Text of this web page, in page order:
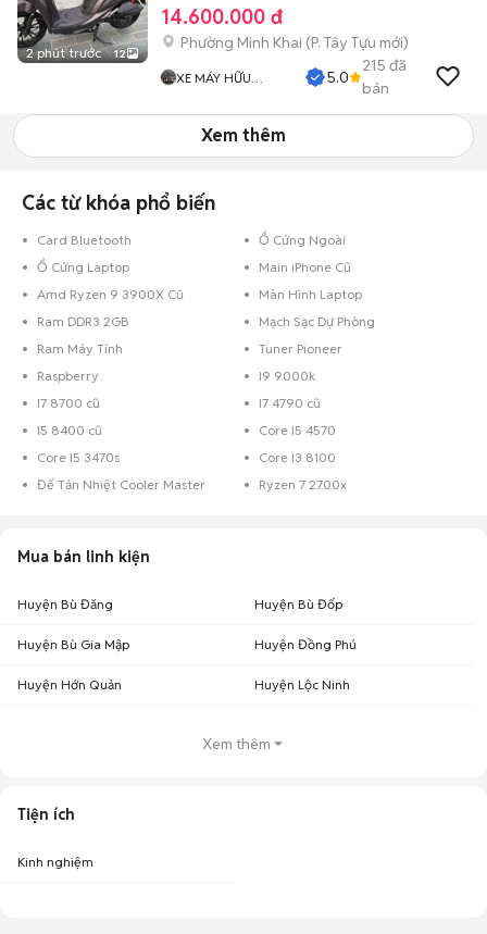
2 phút trước 12
14.600.000 đ
Phường Minh Khai (P. Tây Tựu mới)
XE MÁY HỮU
5.0
215 đã
bán
Xem thêm
Các từ khóa phổ biến
Card Bluetooth
Ổ Cứng Ngoài
Ổ Cứng Laptop
Main iPhone Cũ
Amd Ryzen 9 3900X Cũ
Màn Hình Laptop
Ram DDR3 2GB
Mạch Sạc Dự Phòng
Ram Máy Tính
Tuner Pioneer
Raspberry
I9 9000k
I7 8700 cũ
I7 4790 cũ
I5 8400 cũ
Core I5 4570
Core I5 3470s
Core I3 8100
Đế Tản Nhiệt Cooler Master
Ryzen 7 2700x
Mua bán linh kiện
Huyện Bù Đăng Huyện Bù Đốp
Huyện Bù Gia Mập Huyện Đồng Phú
Huyện Hớn Quản Huyện Lộc Ninh
Xem thêm
Tiện ích
Kinh nghiệm